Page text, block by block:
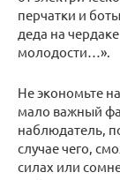
перчатки и
деда на
молодости…».
Не экономьте
мало важный
наблюдатель,
случае чего,
силах или